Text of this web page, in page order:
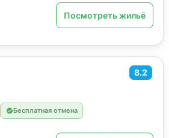
Посмотреть жильё
8.2
Бесплатная отмена